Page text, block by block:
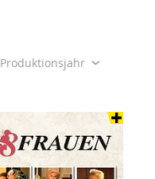
Produktionsjahr